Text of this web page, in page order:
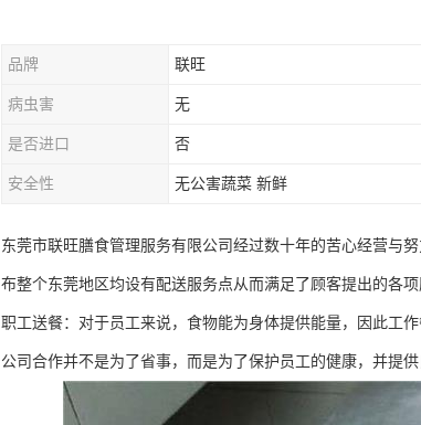
品牌 联旺
病虫害 无
是否进口 否
安全性 无公害蔬菜 新鲜
东莞市联旺膳食管理服务有限公司经过数十年的苦心经营与
布整个东莞地区均设有配送服务点从而满足了顾客提出的各项
职工送餐：对于员工来说，食物能为身体提供能量，因此工
公司合作并不是为了省事，而是为了保护员工的健康，并提